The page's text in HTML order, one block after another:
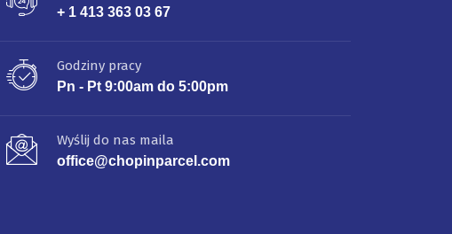
+ 1 413 363 03 67
Godziny pracy
Pn - Pt 9:00am do 5:00pm
Wyślij do nas maila
office@chopinparcel.com